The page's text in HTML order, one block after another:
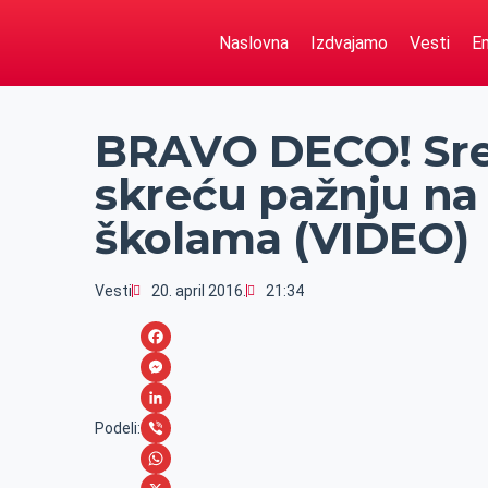
Naslovna Izdvajamo Vesti
BRAVO DECO!
skreću pažnju
školama (VIDEO)
Vesti 20. april 2016. 21:34
Podeli:
F
a
c
e
M
e
s
L
iV